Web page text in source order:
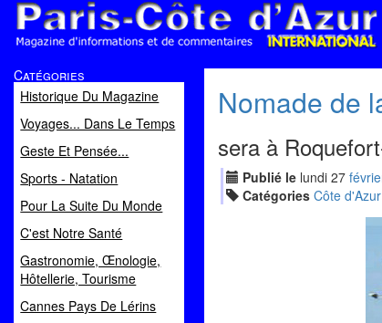
Magazine d'informations et de commentaires
Catégories
Historique Du Magazine
Voyages... Dans Le Temps
Geste Et Pensée...
Sports - Natation
Pour La Suite Du Monde
C'est Notre Santé
Gastronomie, Œnologie,
Hôtellerie, Tourisme
Cannes Pays De Lérins
Nomade de
sera à
Publié le lundi 27 fév
Catégories Côte